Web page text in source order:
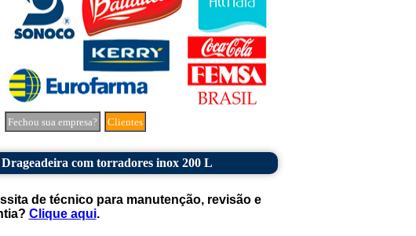
Fechou sua empresa? Clientes
Drageadeira com torradores inox 200 L
de técnico para manutenção, revisão e
Clique aqui.